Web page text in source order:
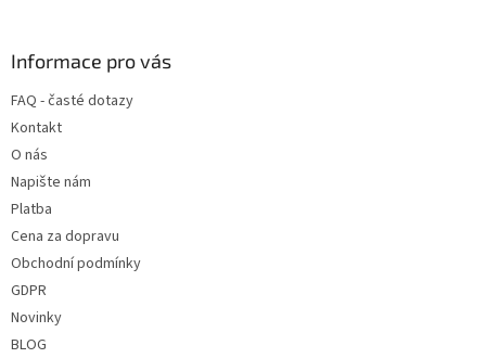
Informace pro vás
FAQ - časté dotazy
Kontakt
O nás
Napište nám
Platba
Cena za dopravu
Obchodní podmínky
GDPR
Novinky
BLOG